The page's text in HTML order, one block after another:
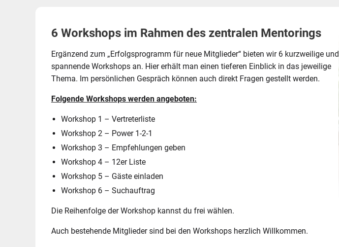
6 Workshops im Rahmen des zentralen Mentorings
Ergänzend zum „Erfolgsprogramm für neue Mitglieder“ bieten wir 6 kurzweilige und
spannende Workshops an. Hier erhält man einen tieferen Einblick in das jeweilige
Thema. Im persönlichen Gespräch können auch direkt Fragen gestellt werden.
Folgende Workshops werden angeboten:
Workshop 1 – Vertreterliste
Workshop 2 – Power 1-2-1
Workshop 3 – Empfehlungen geben
Workshop 4 – 12er Liste
Workshop 5 – Gäste einladen
Workshop 6 – Suchauftrag
Die Reihenfolge der Workshop kannst du frei wählen.
Auch bestehende Mitglieder sind bei den Workshops herzlich Willkommen.